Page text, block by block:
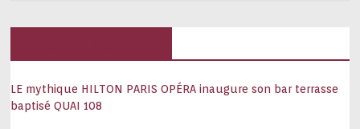
LE mythique HILTON PARIS OPÉRA inaugure son bar terrasse
baptisé QUAI 108